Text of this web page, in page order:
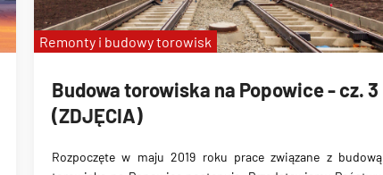
Budowa torowiska na Popowice - cz. 3
(ZDJĘCIA)
Rozpoczęte w maju 2019 roku prace związane z budową
Remonty i budowy torowisk